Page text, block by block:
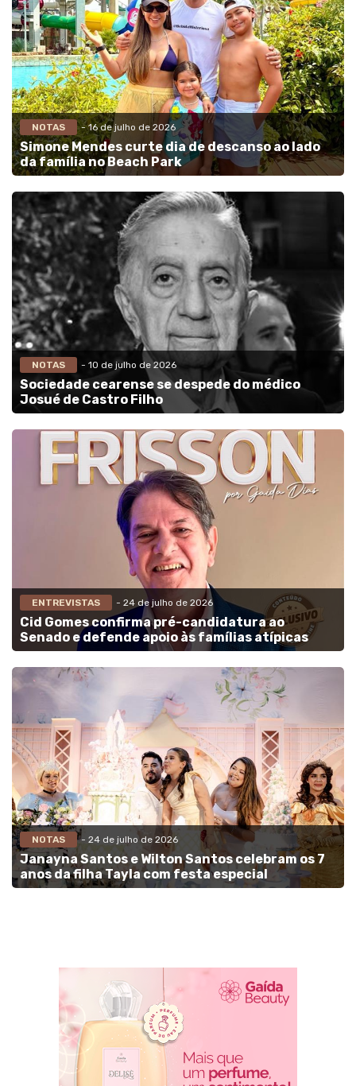
NOTAS - 16 de julho de 2026
Simone Mendes curte dia de descanso ao lado
da família no Beach Park
NOTAS - 10 de julho de 2026
Sociedade cearense se despede do médico
Josué de Castro Filho
ENTREVISTAS - 24 de julho de 2026
Cid Gomes confirma pré-candidatura ao
Senado e defende apoio às famílias atípicas
NOTAS - 24 de julho de 2026
Janayna Santos e Wilton Santos celebram os 7
anos da filha Tayla com festa especial